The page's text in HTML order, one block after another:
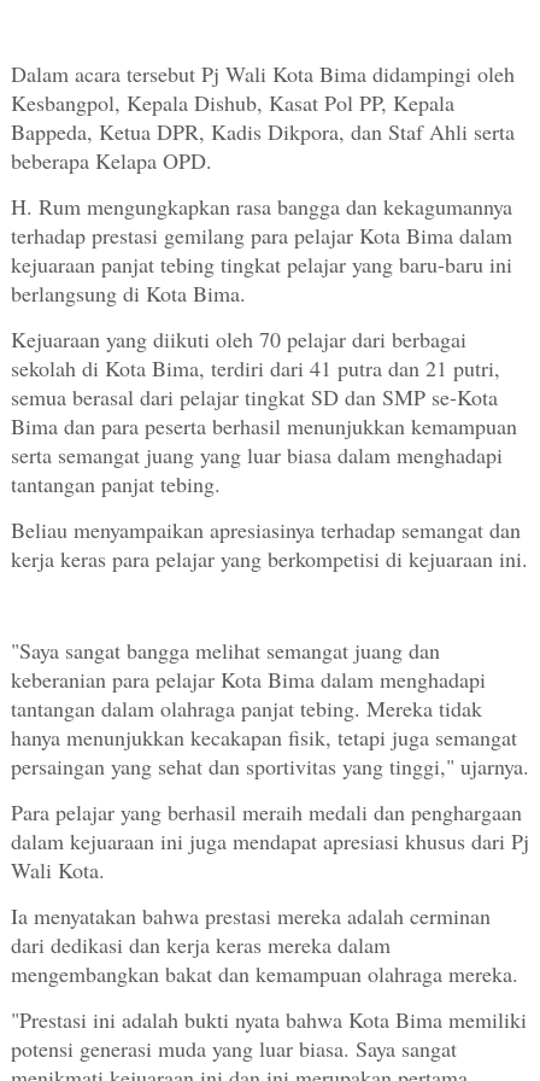
Dalam acara tersebut Pj Wali Kota Bima didampingi oleh
Kesbangpol, Kepala Dishub, Kasat Pol PP, Kepala
Bappeda, Ketua DPR, Kadis Dikpora, dan Staf Ahli serta
beberapa Kelapa OPD.
H. Rum mengungkapkan rasa bangga dan kekagumannya
terhadap prestasi gemilang para pelajar Kota Bima dalam
kejuaraan panjat tebing tingkat pelajar yang baru-baru ini
berlangsung di Kota Bima.
Kejuaraan yang diikuti oleh 70 pelajar dari berbagai
sekolah di Kota Bima, terdiri dari 41 putra dan 21 putri,
semua berasal dari pelajar tingkat SD dan SMP se-Kota
Bima dan para peserta berhasil menunjukkan kemampuan
serta semangat juang yang luar biasa dalam menghadapi
tantangan panjat tebing.
Beliau menyampaikan apresiasinya terhadap semangat dan
kerja keras para pelajar yang berkompetisi di kejuaraan ini.
"Saya sangat bangga melihat semangat juang dan
keberanian para pelajar Kota Bima dalam menghadapi
tantangan dalam olahraga panjat tebing. Mereka tidak
hanya menunjukkan kecakapan fisik, tetapi juga semangat
persaingan yang sehat dan sportivitas yang tinggi," ujarnya.
Para pelajar yang berhasil meraih medali dan penghargaan
dalam kejuaraan ini juga mendapat apresiasi khusus dari Pj
Wali Kota.
Ia menyatakan bahwa prestasi mereka adalah cerminan
dari dedikasi dan kerja keras mereka dalam
mengembangkan bakat dan kemampuan olahraga mereka.
"Prestasi ini adalah bukti nyata bahwa Kota Bima memiliki
potensi generasi muda yang luar biasa. Saya sangat